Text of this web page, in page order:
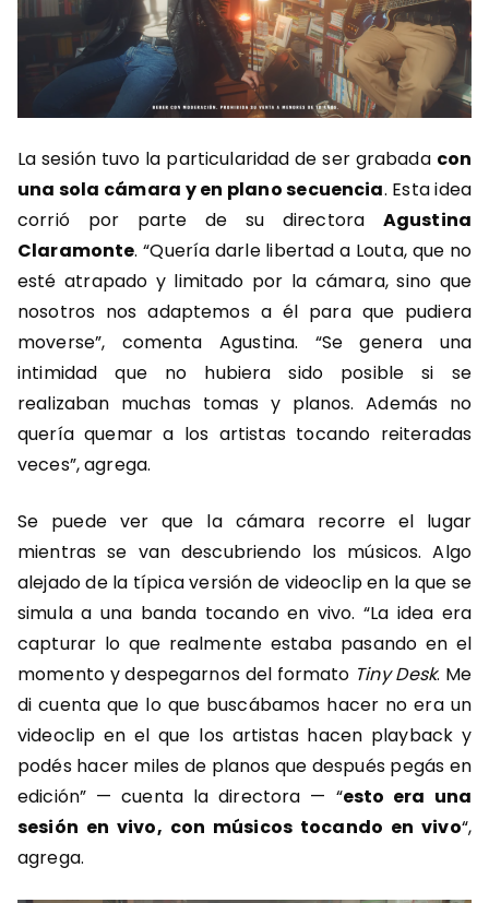
La sesión tuvo la particularidad de ser grabada con
una sola cámara y en plano secuencia. Esta idea
corrió por parte de su directora Agustina
Claramonte. “Quería darle libertad a Louta, que no
esté atrapado y limitado por la cámara, sino que
nosotros nos adaptemos a él para que pudiera
moverse”, comenta Agustina. “Se genera una
intimidad que no hubiera sido posible si se
realizaban muchas tomas y planos. Además no
quería quemar a los artistas tocando reiteradas
veces”, agrega.
Se puede ver que la cámara recorre el lugar
mientras se van descubriendo los músicos. Algo
alejado de la típica versión de videoclip en la que se
simula a una banda tocando en vivo. “La idea era
capturar lo que realmente estaba pasando en el
momento y despegarnos del formato Tiny Desk. Me
di cuenta que lo que buscábamos hacer no era un
videoclip en el que los artistas hacen playback y
podés hacer miles de planos que después pegás en
edición” — cuenta la directora — “esto era una
sesión en vivo, con músicos tocando en vivo“,
agrega.